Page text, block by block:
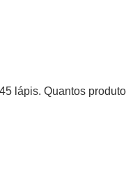
lápis. Quantos